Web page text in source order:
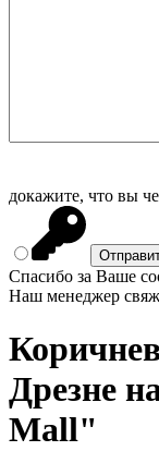
докажите, что вы
Спасибо за Ваше
Наш менеджер
Дрезне
Mall"